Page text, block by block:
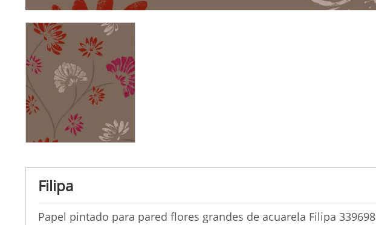
Filipa
Papel pintado para pared flores grandes de acuarela Filipa 339698